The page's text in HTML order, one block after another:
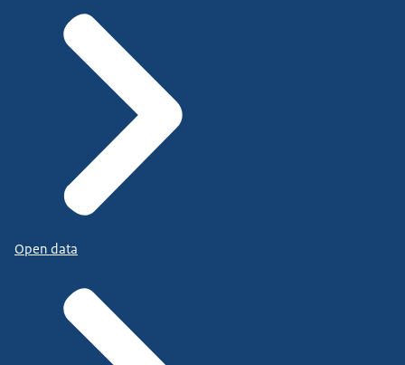
Open data